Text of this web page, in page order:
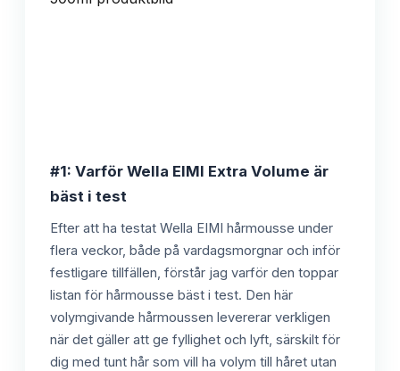
#1: Varför Wella EIMI Extra Volume är
bäst i test
Efter att ha testat Wella EIMI hårmousse under
flera veckor, både på vardagsmorgnar och inför
festligare tillfällen, förstår jag varför den toppar
listan för hårmousse bäst i test. Den här
volymgivande hårmoussen levererar verkligen
när det gäller att ge fyllighet och lyft, särskilt för
dig med tunt hår som vill ha volym till håret utan